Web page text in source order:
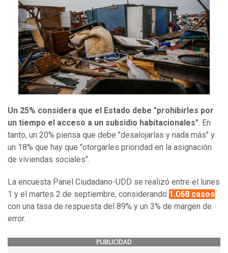
Un 25% considera que el Estado debe "prohibirles por
un tiempo el acceso a un subsidio habitacionales". En
tanto, un 20% piensa que debe "desalojarlas y nada más" y
un 18% que hay que "otorgarles prioridad en la asignación
de viviendas sociales".
La encuesta Panel Ciudadano-UDD se realizó entre el lunes
1 y el martes 2 de septiembre, considerando 1.068 casos
con una tasa de respuesta del 89% y un 3% de margen de
error.
PUBLICIDAD